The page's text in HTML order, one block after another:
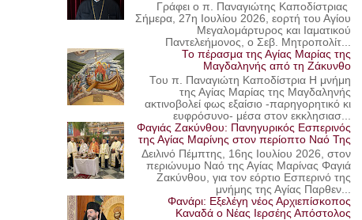
Γράφει ο π. Παναγιώτης Καποδίστριας
Σήμερα, 27η Ιουλίου 2026, εορτή του Αγίου
Μεγαλομάρτυρος και Ιαματικού
Παντελεήμονος, ο Σεβ. Μητροπολίτ...
Το πέρασμα της Αγίας Μαρίας της
Μαγδαληνής από τη Ζάκυνθο
Του π. Παναγιώτη Καποδίστρια Η μνήμη
της Αγίας Μαρίας της Μαγδαληνής
ακτινοβολεί φως εξαίσιο -παρηγορητικό κι
ευφρόσυνο- μέσα στον εκκλησιασ...
Φαγιάς Ζακύνθου: Πανηγυρικός Εσπερινός
της Αγίας Μαρίνης στον περίοπτο Ναό Της
Δειλινό Πέμπτης, 16ης Ιουλίου 2026, στον
περιώνυμο Ναό της Αγίας Μαρίνας Φαγιά
Ζακύνθου, για τον εόρτιο Εσπερινό της
μνήμης της Αγίας Παρθεν...
Φανάρι: Εξελέγη νέος Αρχιεπίσκοπος
Καναδά ο Νέας Ιερσέης Απόστολος